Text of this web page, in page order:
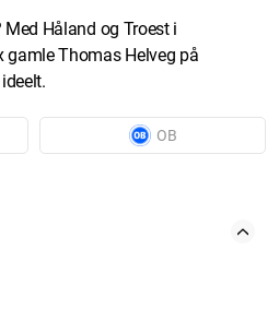
Med Håland og Troest i
gamle Thomas Helveg på
OB